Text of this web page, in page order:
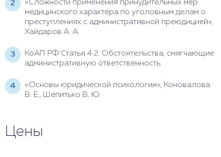
«Сложности применения принудительных мер
медицинского характера по уголовным делам о
преступлениях с административной преюдицией»,
Хайдаров А. А.
КоАП РФ Статья 4.2. Обстоятельства, смягчающие
административную ответственность.
«Основы юридической психологии», Коновалова
В. Е., Шепитько В. Ю.
Цены